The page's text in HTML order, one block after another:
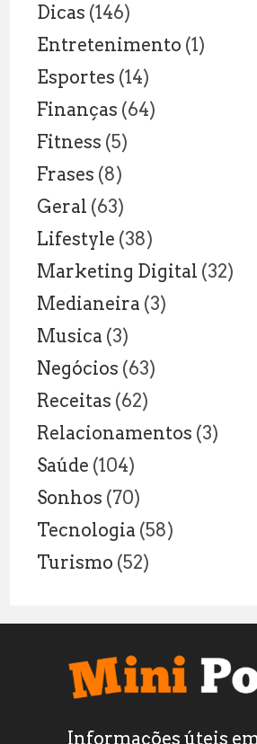
Dicas (146)
Entretenimento (1)
Esportes (14)
Finanças (64)
Fitness (5)
Frases (8)
Geral (63)
Lifestyle (38)
Marketing Digital (32)
Medianeira (3)
Musica (3)
Negócios (63)
Receitas (62)
Relacionamentos (3)
Saúde (104)
Sonhos (70)
Tecnologia (58)
Turismo (52)
Informações úteis